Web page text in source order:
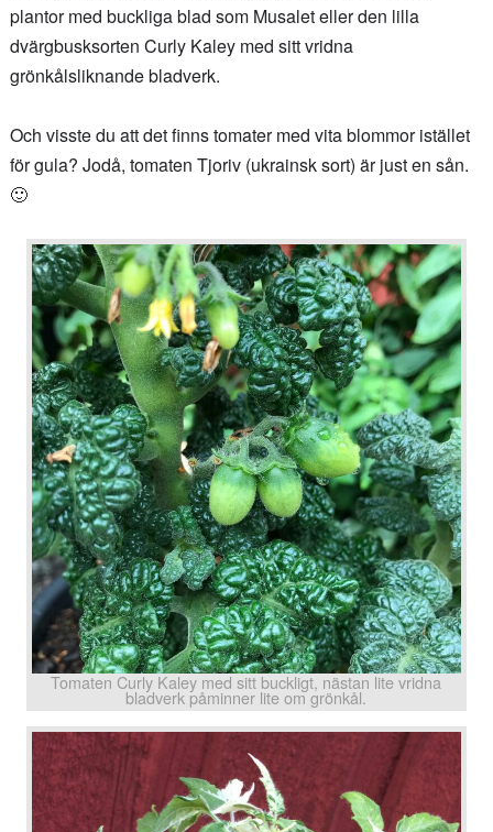
plantor med buckliga blad som Musalet eller den lilla
dvärgbusksorten Curly Kaley med sitt vridna
grönkålsliknande bladverk.
Och visste du att det finns tomater med vita blommor istället
för gula? Jodå, tomaten Tjoriv (ukrainsk sort) är just en sån.
🙂
Tomaten Curly Kaley med sitt buckligt, nästan lite vridna
bladverk påminner lite om grönkål.